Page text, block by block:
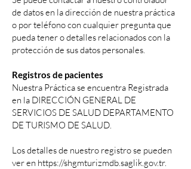
de datos en la dirección de nuestra práctica
o por teléfono con cualquier pregunta que
pueda tener o detalles relacionados con la
protección de sus datos personales.
Registros de pacientes
Nuestra Práctica se encuentra Registrada
en la DIRECCIÓN GENERAL DE
SERVICIOS DE SALUD DEPARTAMENTO
DE TURISMO DE SALUD.
Los detalles de nuestro registro se pueden
ver en https://shgmturizmdb.saglik.gov.tr.